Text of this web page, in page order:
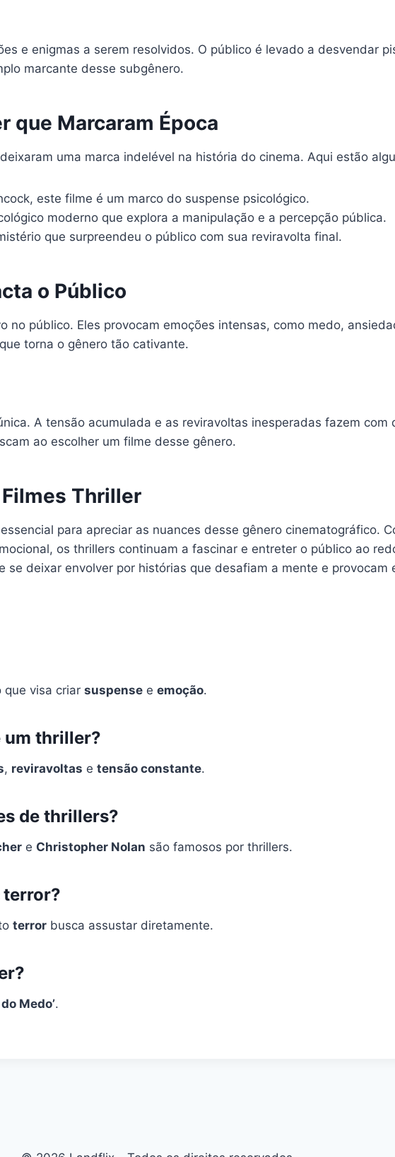
e enigmas a serem resolvidos. O público é levado a desvendar
marcante desse subgênero.
que Marcaram Época
uma marca indelével na história do cinema. Aqui estão
este filme é um marco do suspense psicológico.
moderno que explora a manipulação e a percepção pública.
que surpreendeu o público com sua reviravolta final.
o Público
no público. Eles provocam emoções intensas, como medo,
torna o gênero tão cativante.
A tensão acumulada e as reviravoltas inesperadas fazem
ao escolher um filme desse gênero.
Thriller
para apreciar as nuances desse gênero cinematográfico.
os thrillers continuam a fascinar e entreter o público ao
se deixar envolver por histórias que desafiam a mente e provocam
que visa criar suspense e emoção.
um thriller?
, reviravoltas e tensão constante.
de thrillers?
e Christopher Nolan são famosos por thrillers.
terror?
terror busca assustar diretamente.
do Medo’.